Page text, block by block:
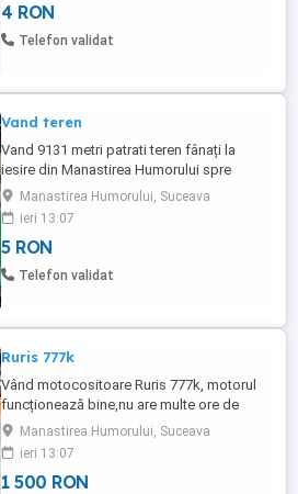
4 RON
Telefon validat
Vand teren
Vand 9131 metri patrati teren fânați la
iesire din Manastirea Humorului spre
Poiana Micului,zona Todan(in camp).Mai
multe detalii la telefon.
Manastirea Humorului, Suceava
ieri 13:07
5 RON
Telefon validat
Ruris 777k
Vând motocositoare Ruris 777k, motorul
funcționează bine,nu are multe ore de
funcționare.
Manastirea Humorului, Suceava
ieri 13:07
1 500 RON